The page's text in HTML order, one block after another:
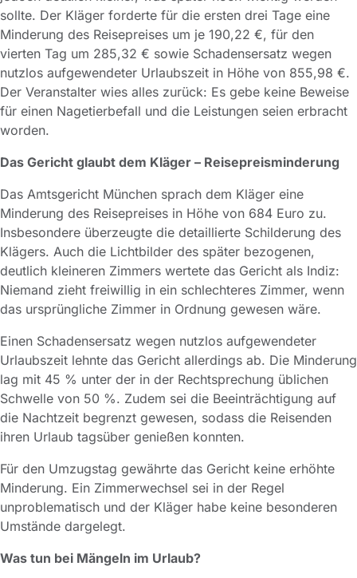
sollte. Der Kläger forderte für die ersten drei Tage eine
Minderung des Reisepreises um je 190,22 €, für den
vierten Tag um 285,32 € sowie Schadensersatz wegen
nutzlos aufgewendeter Urlaubszeit in Höhe von 855,98 €.
Der Veranstalter wies alles zurück: Es gebe keine Beweise
für einen Nagetierbefall und die Leistungen seien erbracht
worden.
Das Gericht glaubt dem Kläger – Reisepreisminderung
Das Amtsgericht München sprach dem Kläger eine
Minderung des Reisepreises in Höhe von 684 Euro zu.
Insbesondere überzeugte die detaillierte Schilderung des
Klägers. Auch die Lichtbilder des später bezogenen,
deutlich kleineren Zimmers wertete das Gericht als Indiz:
Niemand zieht freiwillig in ein schlechteres Zimmer, wenn
das ursprüngliche Zimmer in Ordnung gewesen wäre.
Einen Schadensersatz wegen nutzlos aufgewendeter
Urlaubszeit lehnte das Gericht allerdings ab. Die Minderung
lag mit 45 % unter der in der Rechtsprechung üblichen
Schwelle von 50 %. Zudem sei die Beeinträchtigung auf
die Nachtzeit begrenzt gewesen, sodass die Reisenden
ihren Urlaub tagsüber genießen konnten.
Für den Umzugstag gewährte das Gericht keine erhöhte
Minderung. Ein Zimmerwechsel sei in der Regel
unproblematisch und der Kläger habe keine besonderen
Umstände dargelegt.
Was tun bei Mängeln im Urlaub?